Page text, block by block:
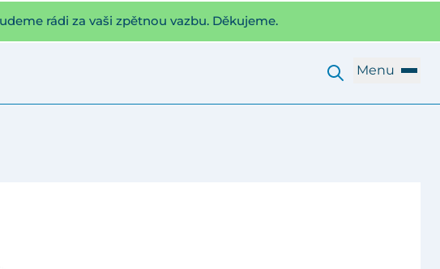
rádi za vaši zpětnou vazbu. Děkujeme.
Menu